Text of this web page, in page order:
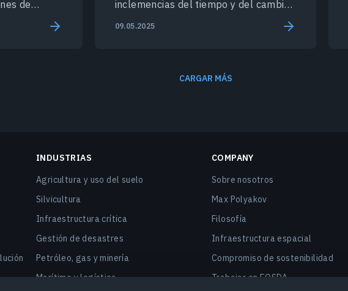
de
inclemencias del tiempo y del cambio
09.05.2025
CARGAR MÁS
INDUSTRIAS
Agricultura y uso del suelo
Silvicultura
Infraestructura crítica
Gestión de desastres
Petróleo, gas y minería
Marítimo y logística
COMPANY
Sobre nosotros
Max Polyakov
Filosofía
Infraestructura espacial
Compromiso de sostenibilidad
Trabajar en EOSDA